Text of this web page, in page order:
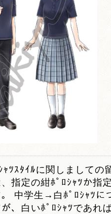
ｬﾂｽﾀｲﾙに関しまして
指定の紺ﾎﾟﾛｼｬﾂか指
。 中学生→白ﾎﾟﾛｼｬﾂに
が、白いﾎﾟﾛｼｬﾂであれ